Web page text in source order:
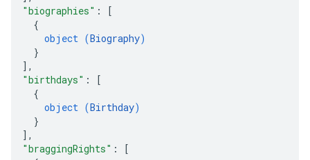
"biographies" :
[
{
object (Biography)
}
] ,
"birthdays" :
[
{
object (Birthday)
}
] ,
"braggingRights" :
[